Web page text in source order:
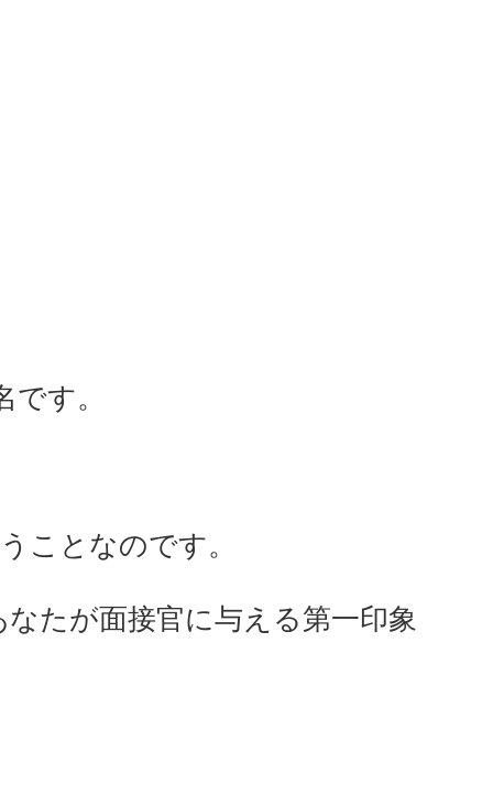
す。
ことなのです。
たが面接官に与える第一印象